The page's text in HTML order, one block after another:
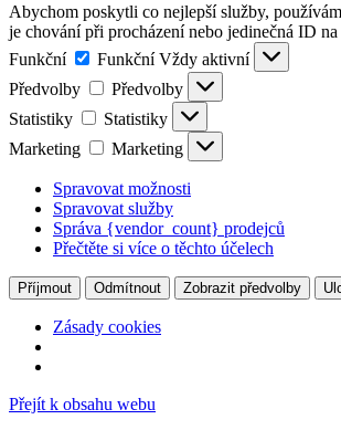
Abychom poskytli co nejlepší služby,
je chování při procházení nebo jedinečná ID
Funkční
Funkční Vždy aktivní
Předvolby
Předvolby
Statistiky
Statistiky
Marketing
Marketing
Spravovat možnosti
Spravovat služby
Správa {vendor_count} prodejců
Přečtěte si více o těchto účelech
Příjmout Odmítnout Zobrazit předvolby
Zásady cookies
Přejít k obsahu webu